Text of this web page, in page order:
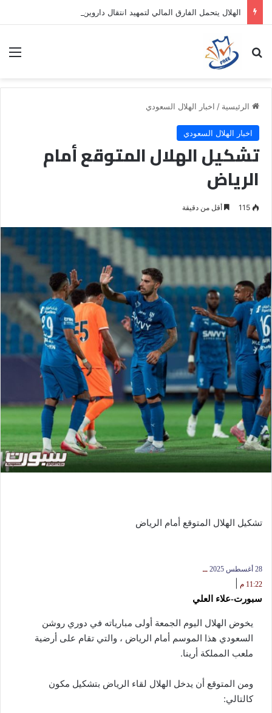
بحث عن
الرئيسية / اخبار الهلال السعودي
اخبار الهلال السعودي
تشكيل الهلال المتوقع أمام
الرياض
115 أقل من دقيقة
تشكيل الهلال المتوقع أمام الرياض
28 أغسطس 2025
ــ
11:22 م
سبورت-علاء العلي
يخوض الهلال اليوم الجمعة أولى مبارياته في دوري روشن
السعودي هذا الموسم أمام الرياض ، والتي تقام على أرضية
ملعب المملكة أرينا.
ومن المتوقع أن يدخل الهلال لقاء الرياض بتشكيل مكون
كالتالي: